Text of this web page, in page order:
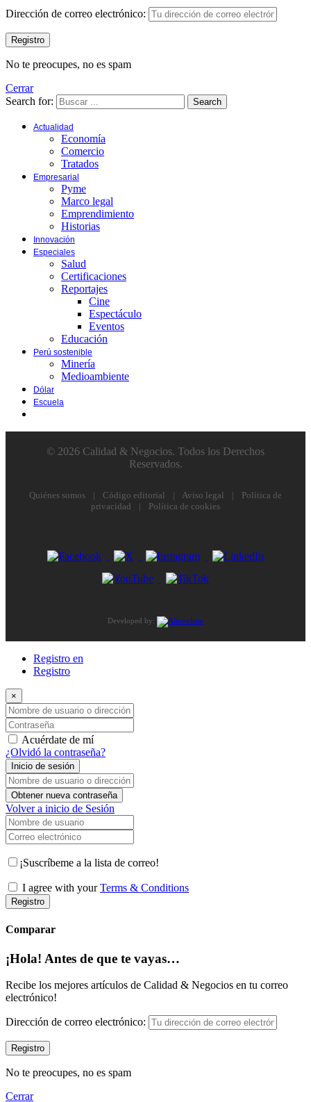
Dirección de correo electrónico:
No te preocupes, no es spam
Cerrar
Search for:
Search
Actualidad
Economía
Comercio
Tratados
Empresarial
Pyme
Marco legal
Emprendimiento
Historias
Innovación
Especiales
Salud
Certificaciones
Reportajes
Cine
Espectáculo
Eventos
Educación
Perú sostenible
Minería
Medioambiente
Dólar
Escuela
© 2026 Calidad & Negocios. Todos los Derechos
Reservados.
Quiénes somos | Código editorial | Aviso legal |
Política de
privacidad
| Política de cookies
Developed by:
Registro en
Registro
×
Nombre de usuario o dirección de correo electrónico
Contraseña
Acuérdate de mí
¿Olvidó la contraseña?
Inicio de sesión
Nombre de usuario o dirección de correo electrónico
Obtener nueva contraseña
Volver a inicio de Sesión
Nombre de usuario
Correo electrónico
¡Suscríbeme a la lista de correo!
I agree with yourTerms & Conditions
Registro
Comparar
¡Hola! Antes de que te vayas…
Recibe los mejores artículos de Calidad & Negocios en tu correo
electrónico!
Dirección de correo electrónico:
No te preocupes, no es spam
Cerrar